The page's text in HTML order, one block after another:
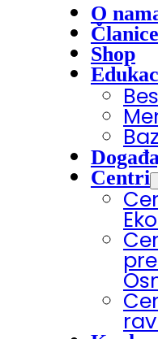
O
Članice
Shop
Centri